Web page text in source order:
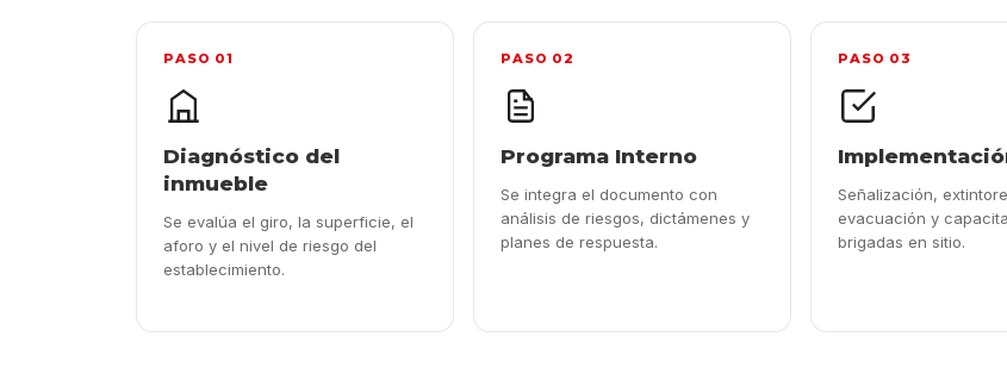
PASO 01
Diagnóstico del
inmueble
Se evalúa el giro, la superficie, el
aforo y el nivel de riesgo del
establecimiento.
PASO 02
Programa Interno
Se integra el documento con
análisis de riesgos, dictámenes y
planes de respuesta.
PASO 03
Señalización,
evacuación y
brigadas en sitio.